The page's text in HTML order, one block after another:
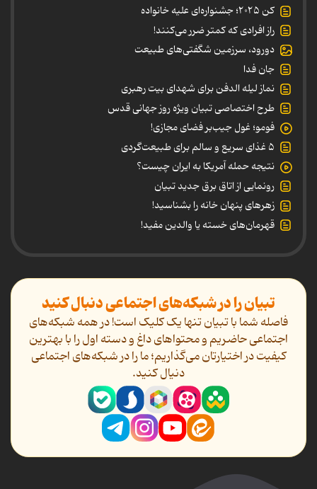
کن ۲۰۲۵؛ جشنواره‌ای علیه خانواده
راز افرادی که کمتر ضرر می‌کنند!
دورود، سرزمین شگفتی‌های طبیعت
جان فدا
نماز لیله الدفن برای شهدای بیت رهبری
طرح اختصاصی تبیان ویژه روز جهانی قدس
فومو؛ غول جیب‌بر فضای مجازی!
۵ غذای سریع و سالم برای طبیعت‌گردی
نتیجه حمله آمریکا به ایران چیست؟
رونمایی از اتاق برق جدید تبیان
زهرهای پنهان خانه را بشناسید!
قهرمان‌های خسته یا والدین مفید!
تبیان را در شبکه‌های اجتماعی دنبال کنید
فاصله شما با تبیان تنها یک کلیک است! در همه شبکه‌های
اجتماعی حاضریم و محتواهای داغ و دسته اول را با بهترین
کیفیت در اختیارتان می‌گذاریم؛ ما را در شبکه‌های اجتماعی
دنیال کنید.